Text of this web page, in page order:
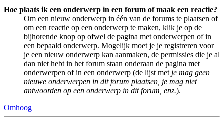
Hoe plaats ik een onderwerp in een forum of maak een reactie?
Om een nieuw onderwerp in één van de forums te plaatsen of
om een reactie op een onderwerp te maken, klik je op de
bijhorende knop op ofwel de pagina met onderwerpen of in
een bepaald onderwerp. Mogelijk moet je je registreren voor
je een nieuw onderwerp kan aanmaken, de permissies die je al
dan niet hebt in het forum staan onderaan de pagina met
onderwerpen of in een onderwerp (de lijst met je mag geen
nieuwe onderwerpen in dit forum plaatsen, je mag niet
antwoorden op een onderwerp in dit forum, enz.).
Omhoog